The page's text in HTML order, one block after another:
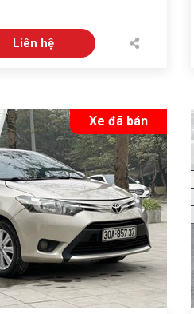
Liên hệ
Xe đã bán